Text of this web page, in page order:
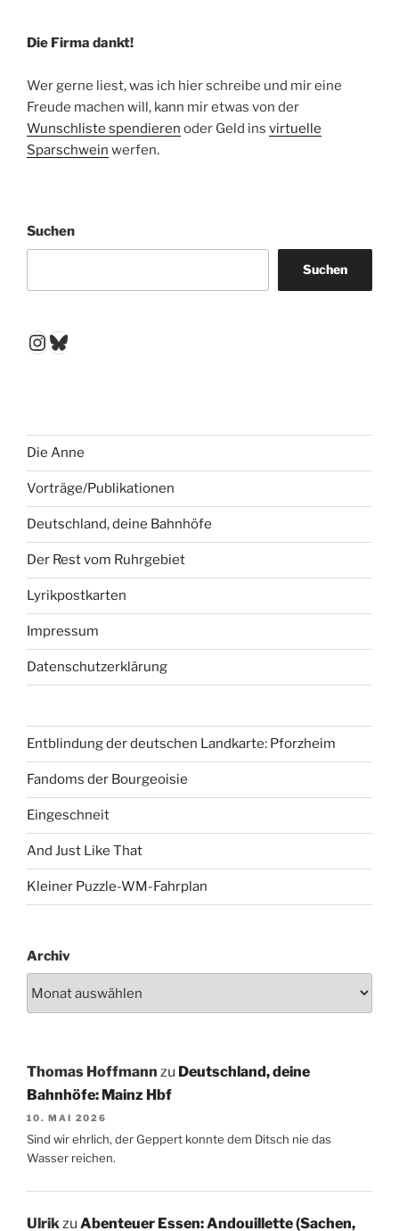
Die Firma dankt!
Wer gerne liest, was ich hier schreibe und mir eine
Freude machen will, kann mir etwas von der
Wunschliste spendieren oder Geld ins virtuelle
Sparschwein werfen.
Suchen
Suchen
Instagram
Bluesky
Die Anne
Vorträge/Publikationen
Deutschland, deine Bahnhöfe
Der Rest vom Ruhrgebiet
Lyrikpostkarten
Impressum
Datenschutzerklärung
Entblindung der deutschen Landkarte: Pforzheim
Fandoms der Bourgeoisie
Eingeschneit
And Just Like That
Kleiner Puzzle-WM-Fahrplan
Archiv
Thomas Hoffmann zu Deutschland, deine
Bahnhöfe: Mainz Hbf
10. MAI 2026
Sind wir ehrlich, der Geppert konnte dem Ditsch nie das
Wasser reichen.
Ulrik zu Abenteuer Essen: Andouillette (Sachen,